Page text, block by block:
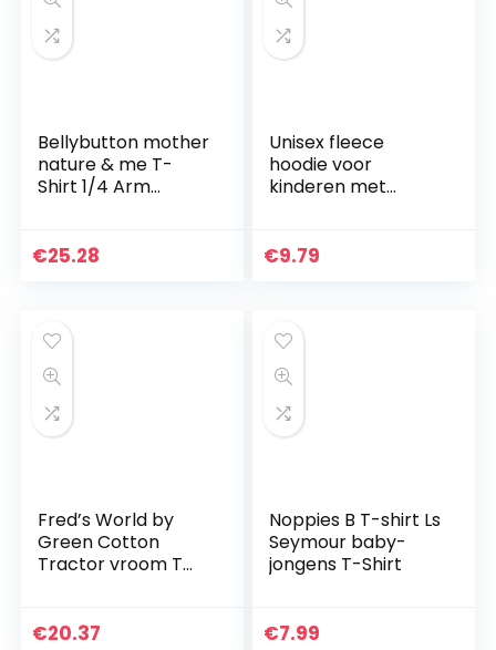
Bellybutton mother
nature & me T-
Shirt 1/4 Arm
€25.28
Unisex fleece
hoodie voor
kinderen met
meisjes effen kleur
€9.79
Fred’s World by
Green Cotton
Tractor vroom T
€20.37
Noppies B T-shirt Ls
Seymour baby-
jongens T-Shirt
€7.99